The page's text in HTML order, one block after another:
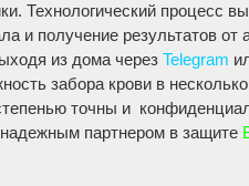
Технологический процесс
и получение результатов от
из дома через Telegram
забора крови в
точны и
надежным партнером в защите